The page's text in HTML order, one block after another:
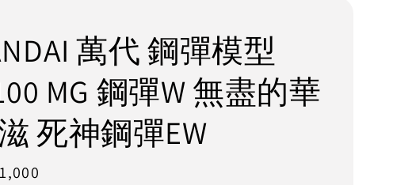
萬代 鋼彈模型
MG 鋼彈W 無盡的華
死神鋼彈EW